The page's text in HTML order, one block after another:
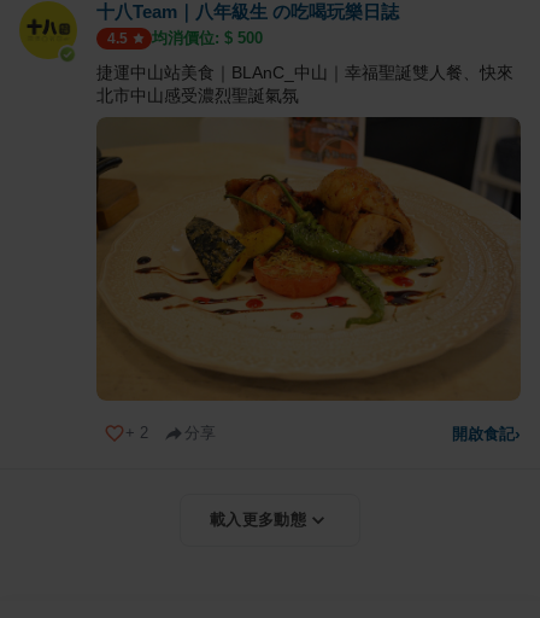
十八Team｜八年級生 の吃喝玩樂日誌
4.5 均消價位: $ 500
捷運中山站美食｜BLAnC_中山｜幸福聖誕雙人餐、快來
北市中山感受濃烈聖誕氣氛
+ 2 分享 開啟食記›
載入更多動態